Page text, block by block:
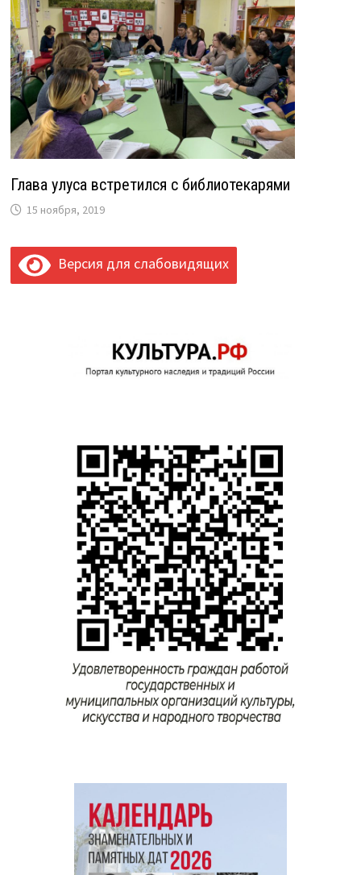
Глава улуса встретился с библиотекарями
15 ноября, 2019
Версия для слабовидящих